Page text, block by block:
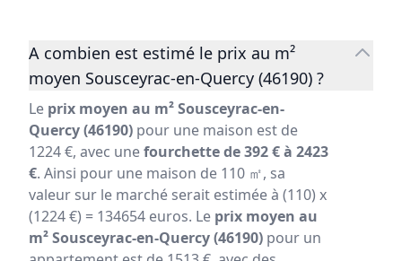
A combien est estimé le prix au m²
moyen Sousceyrac-en-Quercy (46190) ?
Le prix moyen au m² Sousceyrac-en-
Quercy (46190) pour une maison est de
1224 €, avec unefourchette de 392 € à 2423
€. Ainsi pour une maison de 110 ㎡, sa
valeur sur le marché serait estimée à (110) x
(1224 €) = 134654 euros. Le prix moyen au
m² Sousceyrac-en-Quercy (46190) pour un